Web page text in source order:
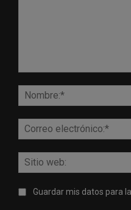
Guardar mis datos para